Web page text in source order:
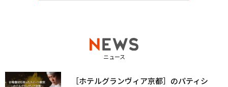
ニュース
［ホテルグランヴィア京都］のパティシ